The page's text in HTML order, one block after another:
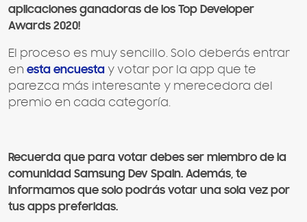
aplicaciones ganadoras de los Top Developer
Awards 2020!
El proceso es muy sencillo. Solo deberás entrar
en esta encuesta y votar por la app que te
parezca más interesante y merecedora del
premio en cada categoría.
Recuerda que para votar debes ser miembro de la
comunidad Samsung Dev Spain. Además, te
informamos que solo podrás votar una sola vez por
tus apps preferidas.